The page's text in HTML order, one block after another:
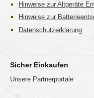
Hinweise zur Altgeräte
Hinweise zur
Datenschutzerklärung
Sicher Einkaufen
Unsere Partnerportale